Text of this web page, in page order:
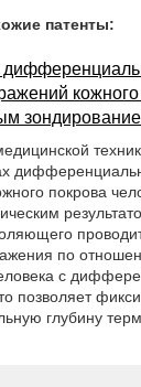
патенты:
покрова
по
с
позволяет
глубину